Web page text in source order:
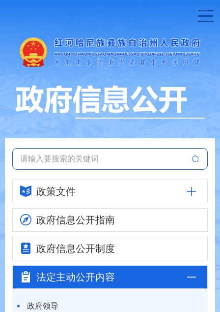
政策文件
政府信息公开指南
政府信息公开制度
法定主动公开内容
政府领导